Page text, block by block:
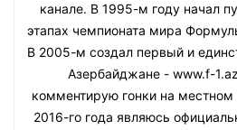
канале. В 1995-м году начал
этапах чемпионата мира
В 2005-м создал первый и
Азербайджане - www.f-
комментирую гонки на
2016-го года являюсь